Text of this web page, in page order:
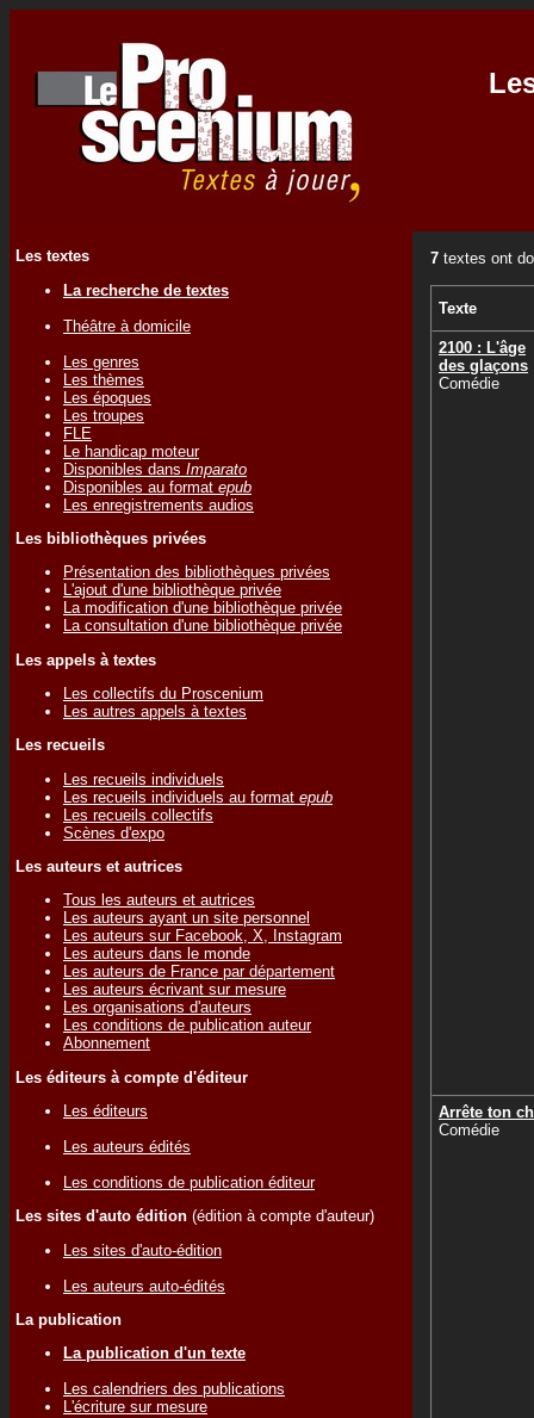
Les textes
La recherche de textes
Théâtre à domicile
Les genres
Les thèmes
Les époques
Les troupes
FLE
Le handicap moteur
Disponibles dans Imparato
Disponibles au format epub
Les enregistrements audios
Les bibliothèques privées
Présentation des bibliothèques privées
L'ajout d'une bibliothèque privée
La modification d'une bibliothèque privée
La consultation d'une bibliothèque privée
Les appels à textes
Les collectifs du Proscenium
Les autres appels à textes
Les recueils
Les recueils individuels
Les recueils individuels au format epub
Les recueils collectifs
Scènes d'expo
Les auteurs et autrices
Tous les auteurs et autrices
Les auteurs ayant un site personnel
Les auteurs sur Facebook, X, Instagram
Les auteurs dans le monde
Les auteurs de France par département
Les auteurs écrivant sur mesure
Les organisations d'auteurs
Les conditions de publication auteur
Abonnement
Les éditeurs à compte d'éditeur
Les éditeurs
Les auteurs édités
Les conditions de publication éditeur
Les sites d'auto édition (édition à compte d'auteur)
Les sites d'auto-édition
Les auteurs auto-édités
La publication
La publication d'un texte
Les calendriers des publications
L'écriture sur mesure
7 textes ont
Texte
2100 : L'âge
des glaçons
Comédie
Arrête ton
Comédie